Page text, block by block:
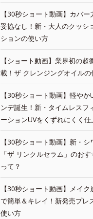
【30秒ショート動画】カバー
妥協なし！新・大人のクッシ
ションの使い方
【ショート動画】業界初の超
載！ザ クレンジングオイルの
【30秒ショート動画】軽やか
ンデ誕生！新・タイムレスフ
ーションUVをくずれにくく
【30秒ショート動画】新・
「ザ リンクルセラム」のお
って？
【30秒ショート動画】メイク
で簡単＆キレイ！新発売プレ
使い方